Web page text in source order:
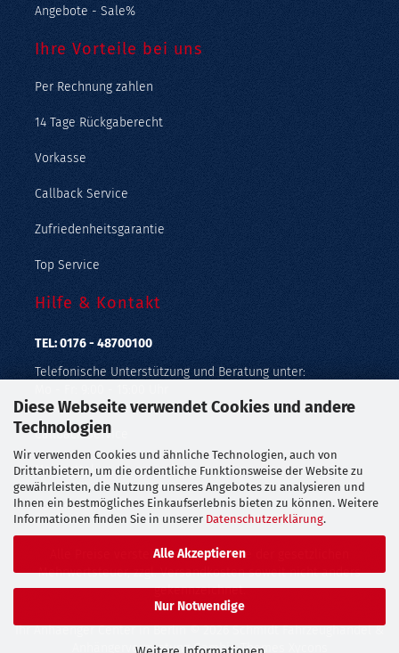
Diese Webseite verwendet Cookies und andere
Technologien
Wir verwenden Cookies und ähnliche Technologien, auch von
Drittanbietern, um die ordentliche Funktionsweise der Website zu
gewährleisten, die Nutzung unseres Angebotes zu analysieren und
Ihnen ein bestmögliches Einkaufserlebnis bieten zu können. Weitere
Informationen finden Sie in unserer Datenschutzerklärung.
Alle Akzeptieren
Nur Notwendige
Angebote - Sale%
Ihre Vorteile bei uns
Per Rechnung zahlen
14 Tage Rückgaberecht
Vorkasse
Callback Service
Zufriedenheitsgarantie
Top Service
Hilfe & Kontakt
TEL: 0176 - 48700100
Telefonische Unterstützung und Beratung unter:
Geprüfter Online Shop mit Geld-zurück-Garantie.
Callback Service
Merkzettel
Kontaktformular
Alle Preise verstehen sich inklusive der gesetzlichen
Mehrwertsteuer, zzgl.Versandkostensoweit nicht anders
gekennzeichnet.
Ihr Anhaenger Center in Berlin© 2026 Schmidt Fahrzeughandel &
Anhängervermietung Gambio Themes